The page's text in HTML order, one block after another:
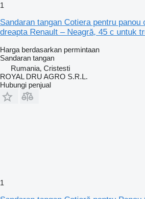
1
Sandaran tangan Cotiera pentru panou
dreapta Renault – Neagră, 45 c untuk
Harga berdasarkan permintaan
Sandaran tangan
Rumania, Cristesti
ROYAL DRU AGRO S.R.L.
Hubungi penjual
1